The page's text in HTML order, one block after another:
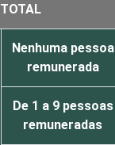
TOTAL
Nenhuma pessoa
remunerada
De 1 a 9 pessoas
remuneradas